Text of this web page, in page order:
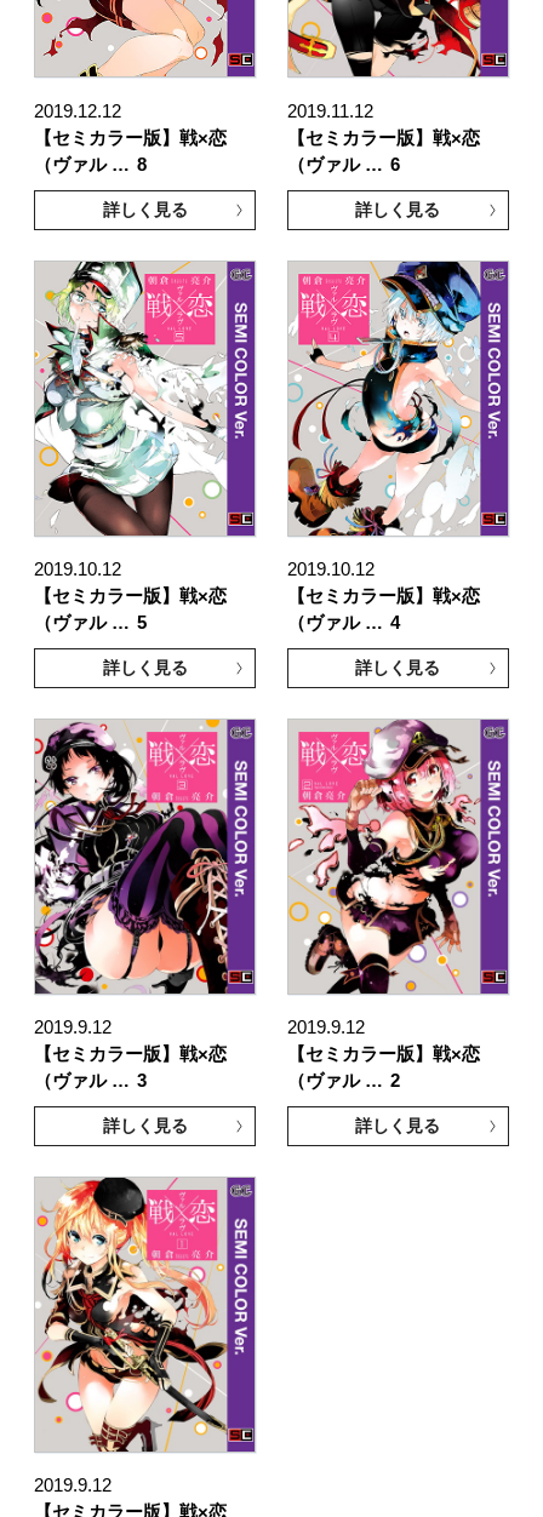
2019.12.12
【セミカラー版】戦×恋
（ヴァル … 8
詳しく見る
2019.11.12
【セミカラー版】戦×恋
（ヴァル … 6
詳しく見る
2019.10.12
【セミカラー版】戦×恋
（ヴァル … 5
詳しく見る
2019.10.12
【セミカラー版】戦×恋
（ヴァル … 4
詳しく見る
2019.9.12
【セミカラー版】戦×恋
（ヴァル … 3
詳しく見る
2019.9.12
【セミカラー版】戦×恋
（ヴァル … 2
詳しく見る
2019.9.12
【セミカラー版】戦×恋